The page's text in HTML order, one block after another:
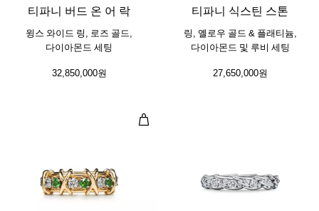
티파니 버드 온 어 락
윙스 와이드 링, 로즈 골드,
다이아몬드 세팅
32,850,000원
티파니 식스틴 스톤
링, 옐로우 골드 & 플래티늄,
다이아몬드 및 루비 세팅
27,650,000원
링, 골드 및 플래티늄, 다이아몬드